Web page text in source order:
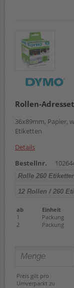
Rollen-
36x89mm, Papier,
Etiketten
Details
Bestellnr.
Rolle 260
12 Rollen / 260
ab Einheit
1
Packung
2
Packung
Preis gilt pro
Umverpackt zu